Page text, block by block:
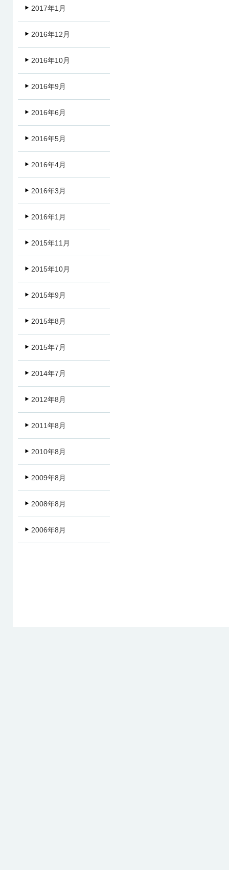
2017年1月
2016年12月
2016年10月
2016年9月
2016年6月
2016年5月
2016年4月
2016年3月
2016年1月
2015年11月
2015年10月
2015年9月
2015年8月
2015年7月
2014年7月
2012年8月
2011年8月
2010年8月
2009年8月
2008年8月
2006年8月